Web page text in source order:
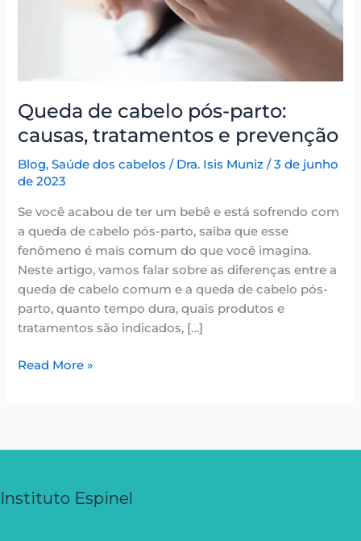
Queda de cabelo pós-parto:
causas, tratamentos e prevenção
Blog,Saúde dos cabelos / Dra. Isis Muniz/3 de junho
de 2023
Se você acabou de ter um bebê e está sofrendo com
a queda de cabelo pós-parto, saiba que esse
fenômeno é mais comum do que você imagina.
Neste artigo, vamos falar sobre as diferenças entre a
queda de cabelo comum e a queda de cabelo pós-
parto, quanto tempo dura, quais produtos e
tratamentos são indicados, […]
Read More »
Instituto Espinel